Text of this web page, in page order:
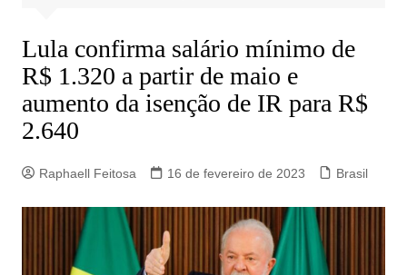
Lula confirma salário mínimo de
R$ 1.320 a partir de maio e
aumento da isenção de IR para R$
2.640
Raphaell Feitosa 16 de fevereiro de 2023 Brasil